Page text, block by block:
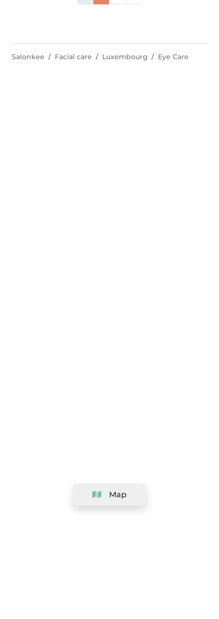
Map
Salonkee Facial care Luxembourg Eye Care